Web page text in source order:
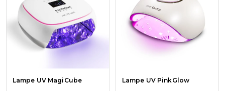
Lampe UV MagiCube
Lampe UV PinkGlow